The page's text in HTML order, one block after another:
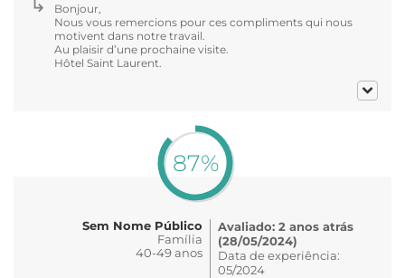
Bonjour,
Nous vous remercions pour ces compliments qui nous
motivent dans notre travail.
Au plaisir d’une prochaine visite.
Hôtel Saint Laurent.
87%
Sem Nome Público
Família
40-49 anos
Avaliado: 2 anos atrás
(28/05/2024)
Data de experiência:
05/2024